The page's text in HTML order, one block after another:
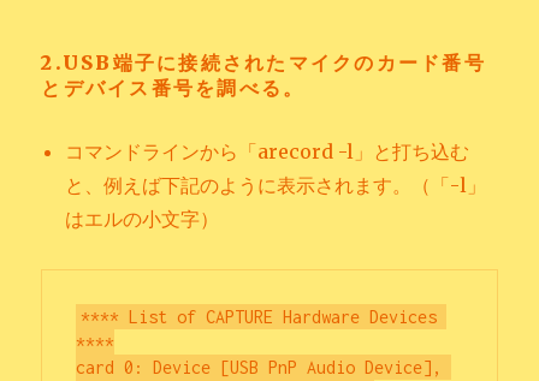
2.USB端子に接続されたマイクのカード番号
とデバイス番号を調べる。
コマンドラインから「arecord -l」と打ち込む
と、例えば下記のように表示されます。（「-l」
はエルの小文字）
**** List of CAPTURE Hardware Devices
****
card 0: Device [USB PnP Audio Device],